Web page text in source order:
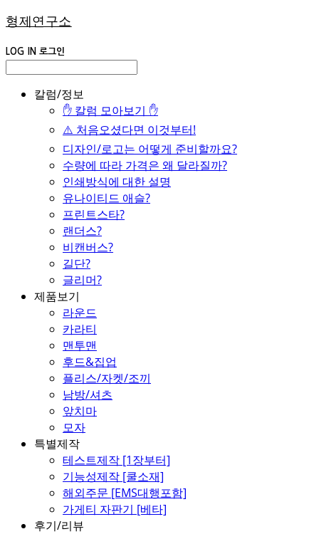
형제연구소
LOG IN 로그인
칼럼/정보
✋ 칼럼 모아보기 ✋
⚠️ 처음오셨다면 이것부터!
디자인/로고는 어떻게 준비할까요?
수량에 따라 가격은 왜 달라질까?
인쇄방식에 대한 설명
유나이티드 애슬?
프린트스타?
랜더스?
비캔버스?
길단?
글리머?
제품보기
라운드
카라티
맨투맨
후드&집업
플리스/자켓/조끼
남방/셔츠
앞치마
모자
특별제작
테스트제작 [1장부터]
기능성제작 [쿨소재]
해외주문 [EMS대행포함]
가게티 자판기 [베타]
후기/리뷰